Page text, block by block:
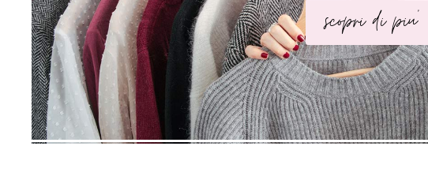
scopri di piu'